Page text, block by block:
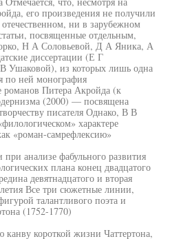
его произведения не получили
ни в зарубежном
посвященные отдельным,
Н А Соловьевой, Д А Яника, А
диссертации (Е Г
Ушаковой), из которых лишь одна
по ней монография
романов Питера Акройда (к
(2000) — посвящена
писателя Однако, В В
характере
«роман-самрефлексию»
анализе фабульного развития
плана конец двадцатого
девятнадцатого и вторая
Все три сюжетные линии,
талантливого поэта и
(1752-1770)
короткой жизни Чаттертона,